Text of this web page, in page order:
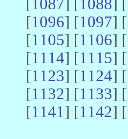
[1087] [1088] [
[1096] [1097] [
[1105] [1106] [
[1114] [1115] [
[1123] [1124] [
[1132] [1133] [
[1141] [1142] [